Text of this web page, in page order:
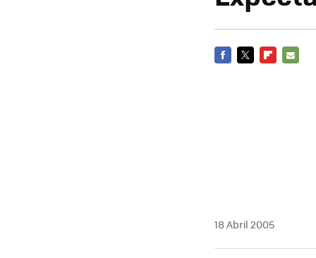
18 Abril 2005